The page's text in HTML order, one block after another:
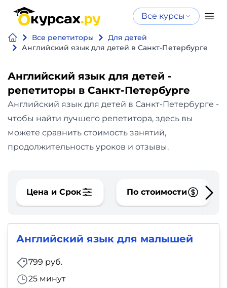
Все курсы
Все репетиторы
Для детей
Английский язык для детей в Санкт-Петербурге
Английский язык для детей -
репетиторы в Санкт-Петербурге
Английский язык для детей в Санкт-Петербурге -
чтобы найти лучшего репетитора, здесь вы
можете сравнить стоимость занятий,
продолжительность уроков и отзывы.
Цена и Срок По стоимости
Английский язык для малышей
799 руб.
25 минут
Нейросеть
и ИИ
Программирование
Бизнес
и
финансы
Аналитика
аудио
Маркетинг
Нейросеть и ИИ
искусственному
интеллекту
Курсы по нейросетям
Бесплатно